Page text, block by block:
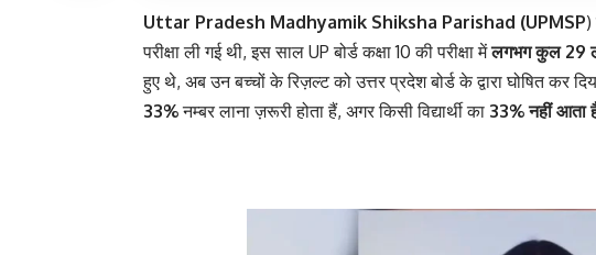
Uttar Pradesh Madhyamik Shiksha Parishad (UPMSP)
परीक्षा ली गई थी, इस साल UP बोर्ड कक्षा 10 की परीक्षा मेंलगभग कुल 29
हुए थे, अब उन बच्चों के रिज़ल्ट को उत्तर प्रदेश बोर्ड के द्वारा घोषित कर
33%नम्बर लाना ज़रूरी होता हैं, अगर किसी विद्यार्थी का 33% नहीं आता